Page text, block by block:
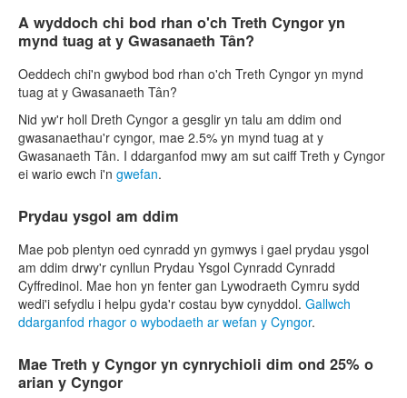
A wyddoch chi bod rhan o'ch Treth Cyngor yn
mynd tuag at y Gwasanaeth Tân?
Oeddech chi'n gwybod bod rhan o'ch Treth Cyngor yn mynd
tuag at y Gwasanaeth Tân?
Nid yw'r holl Dreth Cyngor a gesglir yn talu am ddim ond
gwasanaethau'r cyngor, mae 2.5% yn mynd tuag at y
Gwasanaeth Tân. I ddarganfod mwy am sut caiff Treth y Cyngor
ei wario ewch i'n gwefan.
Prydau ysgol am ddim
Mae pob plentyn oed cynradd yn gymwys i gael prydau ysgol
am ddim drwy'r cynllun Prydau Ysgol Cynradd Cynradd
Cyffredinol. Mae hon yn fenter gan Lywodraeth Cymru sydd
wedi'i sefydlu i helpu gyda'r costau byw cynyddol. Gallwch
ddarganfod rhagor o wybodaeth ar wefan y Cyngor.
Mae Treth y Cyngor yn cynrychioli dim ond 25% o
arian y Cyngor